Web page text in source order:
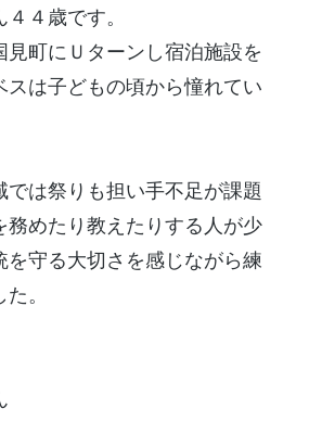
４歳です。
見町にＵターンし宿泊施設を
スは子どもの頃から憧れてい
では祭りも担い手不足が課題
務めたり教えたりする人が少
を守る大切さを感じながら練
。